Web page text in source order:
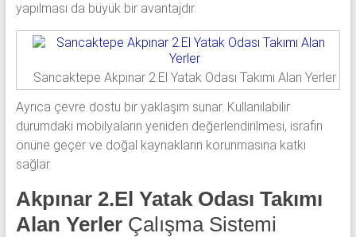
yapılması da büyük bir avantajdır.
Sancaktepe Akpınar 2.El Yatak Odası Takımı Alan Yerler
Ayrıca çevre dostu bir yaklaşım sunar. Kullanılabilir
durumdaki mobilyaların yeniden değerlendirilmesi, israfın
önüne geçer ve doğal kaynakların korunmasına katkı
sağlar.
Akpınar 2.El Yatak Odası Takımı
Alan YerlerÇalışma Sistemi